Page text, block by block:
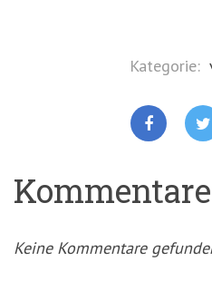
Kategorie:
Keine Kommentare